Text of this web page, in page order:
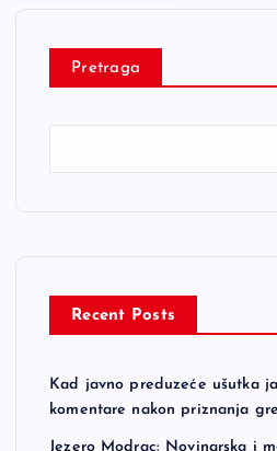
Pretraga
Recent Posts
Kad javno preduzeće ušutka
komentare nakon priznanja
Jezero Modrac: Novinarska i